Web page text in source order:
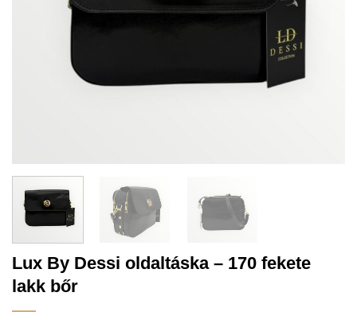
Lux By Dessi oldaltáska – 170 fekete
lakk bőr